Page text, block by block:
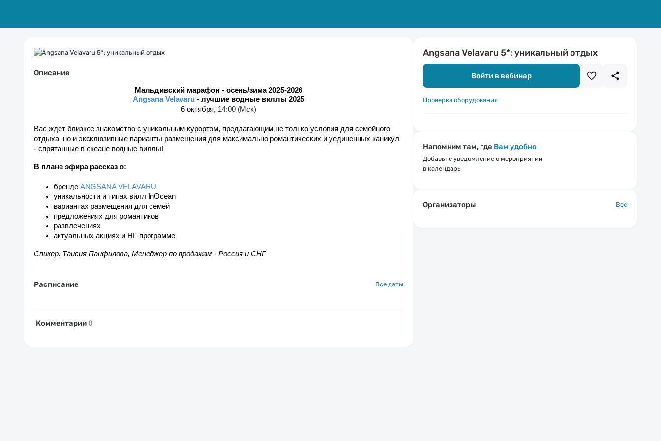
Описание
Мальдивский марафон - осень/зима 2025-2026
Angsana Velavaru - лучшие водные виллы 2025
6 октября, 14:00 (Мск)
Вас ждет близкое знакомство с уникальным курортом, предлагающим не только условия для семейного
отдыха, но и эксклюзивные варианты размещения для максимально романтических и уединенных каникул
- спрятанные в океане водные виллы!
В плане эфира рассказ о:
бренде ANGSANA VELAVARU
уникальности и типах вилл InOcean
вариантах размещения для семей
предложениях для романтиков
развлечениях
актуальных акциях и НГ-программе
Спикер: Таисия Панфилова, Менеджер по продажам - Россия и СНГ
Расписание Все даты
Комментарии 0
Angsana Velavaru 5*: уникальный отдых
Войти в вебинар
Проверка оборудования
Напомним там, где Вам удобно
Добавьте уведомление о мероприятии
в календарь
Организаторы Все